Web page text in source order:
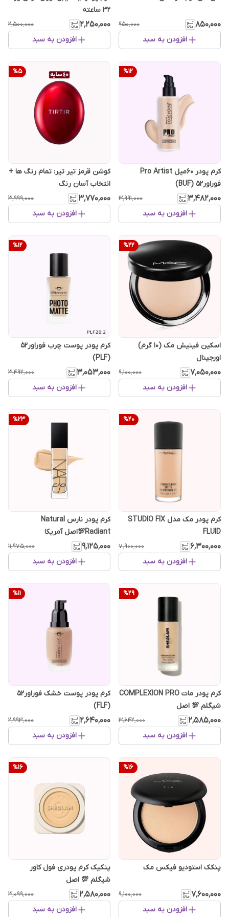
۸۵۰٬۰۰۰ ۹۵۰٬۰۰۰
افزودن به سبد
32 ساعته
۲٬۲۵۰٬۰۰۰ ۲٬۵۰۰٬۰۰۰
افزودن به سبد
%12
کرم پودر 60میل Pro Artist
فوراور52 (BUF)
۳٬۴۸۲٬۰۰۰ ۳٬۹۹۱٬۰۰۰
افزودن به سبد
%5
کوشن قرمز تیر تیر: تمام رنگ ها +
انتخاب آسان رنگ
۳٬۷۷۰٬۰۰۰ ۳٬۹۹۹٬۰۰۰
افزودن به سبد
%22
اسکین فینیش مک (10 گرم)
اورجینال
۷٬۰۵۰٬۰۰۰ ۹٬۱۰۰٬۰۰۰
افزودن به سبد
%12
کرم ‌پودر پوست چرب فوراور۵۲
(PLF)
۳٬۰۵۳٬۰۰۰ ۳٬۴۹۲٬۰۰۰
افزودن به سبد
%20
کرم پودر مک مدل STUDIO FIX
FLUID
۶٬۳۰۰٬۰۰۰ ۷٬۹۰۰٬۰۰۰
افزودن به سبد
%23
کرم پودر نارس Natural
Radiant💯اصل آمریکا
۹٬۱۲۵٬۰۰۰ ۱۱٬۹۷۵٬۰۰۰
افزودن به سبد
%29
کرم پودر مات COMPLEXION PRO
شیگلم 💯 اصل
۲٬۵۸۵٬۰۰۰ ۳٬۶۴۲٬۰۰۰
افزودن به سبد
%11
کرم ‌پودر پوست خشک فوراور۵۲
(FLF)
۲٬۶۴۰٬۰۰۰ ۲٬۹۹۳٬۰۰۰
افزودن به سبد
%16
پنکک استودیو فیکس مک
۷٬۶۰۰٬۰۰۰ ۹٬۱۰۰٬۰۰۰
افزودن به سبد
%16
پنکیک کرم پودری فول کاور
شیگلم 💯 اصل
۲٬۵۸۰٬۰۰۰ ۳٬۰۹۹٬۰۰۰
افزودن به سبد